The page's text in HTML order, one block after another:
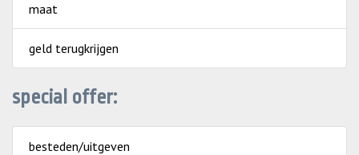
maat
geld terugkrijgen
special offer:
besteden/uitgeven